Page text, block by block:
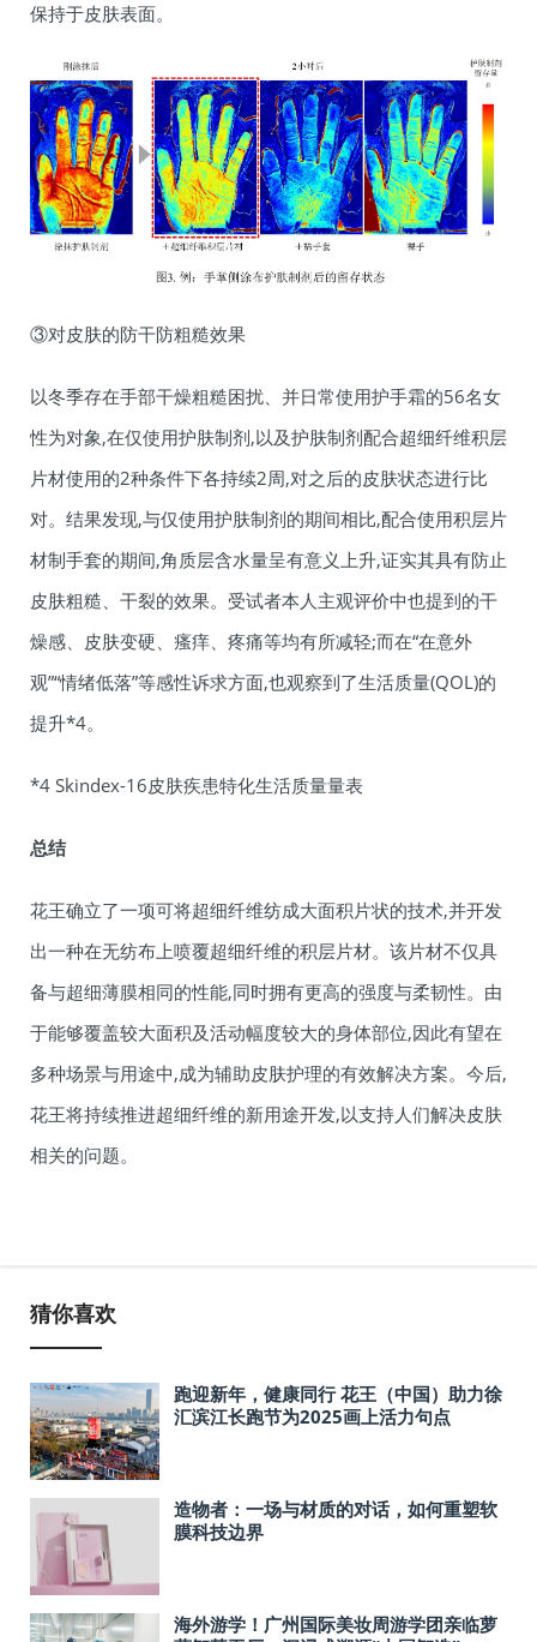
保持于皮肤表面。
③对皮肤的防干防粗糙效果
以冬季存在手部干燥粗糙困扰、并日常使用护手霜的56名女
性为对象,在仅使用护肤制剂,以及护肤制剂配合超细纤维积层
片材使用的2种条件下各持续2周,对之后的皮肤状态进行比
对。结果发现,与仅使用护肤制剂的期间相比,配合使用积层片
材制手套的期间,角质层含水量呈有意义上升,证实其具有防止
皮肤粗糙、干裂的效果。受试者本人主观评价中也提到的干
燥感、皮肤变硬、瘙痒、疼痛等均有所减轻;而在“在意外
观”“情绪低落”等感性诉求方面,也观察到了生活质量(QOL)的
提升*4。
*4 Skindex-16皮肤疾患特化生活质量量表
总结
花王确立了一项可将超细纤维纺成大面积片状的技术,并开发
出一种在无纺布上喷覆超细纤维的积层片材。该片材不仅具
备与超细薄膜相同的性能,同时拥有更高的强度与柔韧性。由
于能够覆盖较大面积及活动幅度较大的身体部位,因此有望在
多种场景与用途中,成为辅助皮肤护理的有效解决方案。今后,
花王将持续推进超细纤维的新用途开发,以支持人们解决皮肤
相关的问题。
猜你喜欢
跑迎新年，健康同行 花王（中国）助力徐
汇滨江长跑节为2025画上活力句点
造物者：一场与材质的对话，如何重塑软
膜科技边界
海外游学！广州国际美妆周游学团亲临萝